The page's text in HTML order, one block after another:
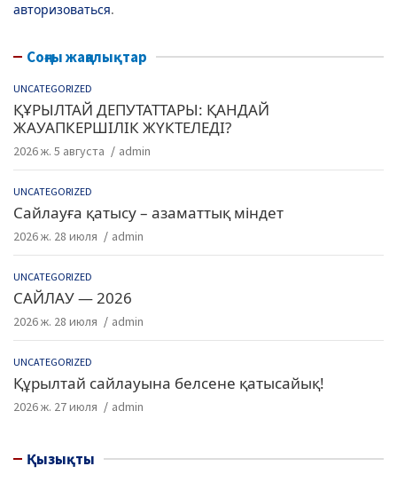
авторизоваться.
Соңғы жаңалықтар
UNCATEGORIZED
ҚҰРЫЛТАЙ ДЕПУТАТТАРЫ: ҚАНДАЙ
ЖАУАПКЕРШІЛІК ЖҮКТЕЛЕДІ?
2026 ж. 5 августа admin
UNCATEGORIZED
Сайлауға қатысу – азаматтық міндет
2026 ж. 28 июля admin
UNCATEGORIZED
САЙЛАУ — 2026
2026 ж. 28 июля admin
UNCATEGORIZED
Құрылтай сайлауына белсене қатысайық!
2026 ж. 27 июля admin
Қызықты